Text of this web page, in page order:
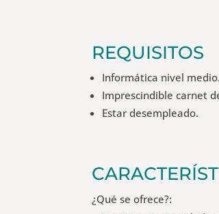
REQUISITOS
Informática nivel medio.
Imprescindible carnet
Estar desempleado.
¿Qué se ofrece?: